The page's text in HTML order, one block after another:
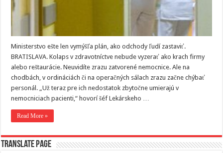
Ministerstvo ešte len vymýšľa plán, ako odchody ľudí zastaviť.
BRATISLAVA. Kolaps v zdravotníctve nebude vyzerať ako krach firmy
alebo reštaurácie. Neuvidíte zrazu zatvorené nemocnice. Ale na
chodbách, v ordináciách či na operačných sálach zrazu začne chýbať
personál. „Už teraz pre ich nedostatok zbytočne umierajú v
nemocniciach pacienti,“ hovorí šéf Lekárskeho …
Read More »
Translate page